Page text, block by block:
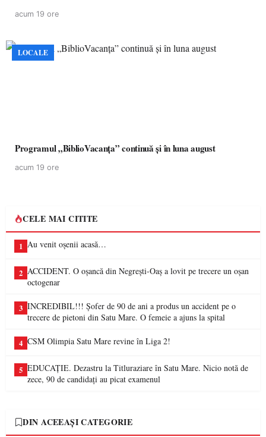
acum 19 ore
LOCALE
Programul „BiblioVacanța” continuă și în luna august
acum 19 ore
CELE MAI CITITE
1 Au venit oșenii acasă…
2 ACCIDENT. O oșancă din Negrești-Oaș a lovit pe trecere un oșan
octogenar
3 INCREDIBIL!!! Șofer de 90 de ani a produs un accident pe o
trecere de pietoni din Satu Mare. O femeie a ajuns la spital
4 CSM Olimpia Satu Mare revine în Liga 2!
5 EDUCAȚIE. Dezastru la Titluraziare în Satu Mare. Nicio notă de
zece, 90 de candidați au picat examenul
DIN ACEEAȘI CATEGORIE